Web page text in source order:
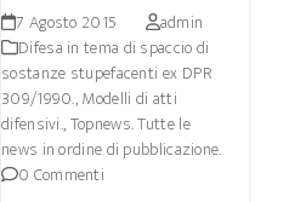
7 Agosto 2015
admin
Difesa in tema di spaccio di
sostanze stupefacenti ex DPR
309/1990.,Modelli di atti
difensivi.,Topnews. Tutte le
news in ordine di pubblicazione.
0 Commenti